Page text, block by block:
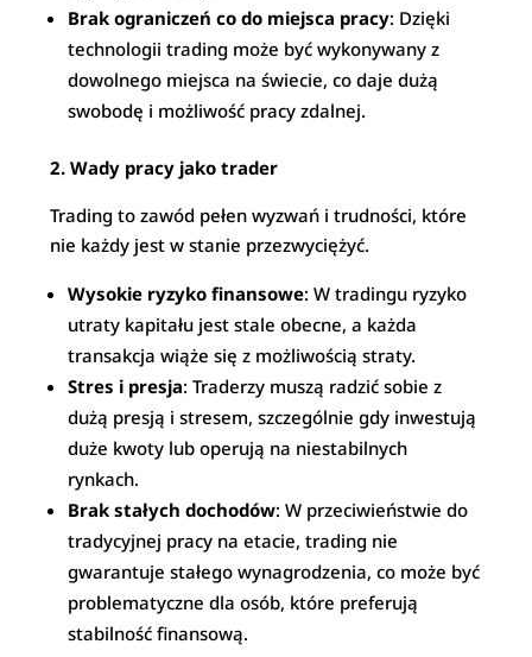
Brak ograniczeń co do miejsca pracy: Dzięki
technologii trading może być wykonywany z
dowolnego miejsca na świecie, co daje dużą
swobodę i możliwość pracy zdalnej.
2. Wady pracy jako trader
Trading to zawód pełen wyzwań i trudności, które
nie każdy jest w stanie przezwyciężyć.
Wysokie ryzyko finansowe: W tradingu ryzyko
utraty kapitału jest stale obecne, a każda
transakcja wiąże się z możliwością straty.
Stres i presja: Traderzy muszą radzić sobie z
dużą presją i stresem, szczególnie gdy inwestują
duże kwoty lub operują na niestabilnych
rynkach.
Brak stałych dochodów: W przeciwieństwie do
tradycyjnej pracy na etacie, trading nie
gwarantuje stałego wynagrodzenia, co może być
problematyczne dla osób, które preferują
stabilność finansową.